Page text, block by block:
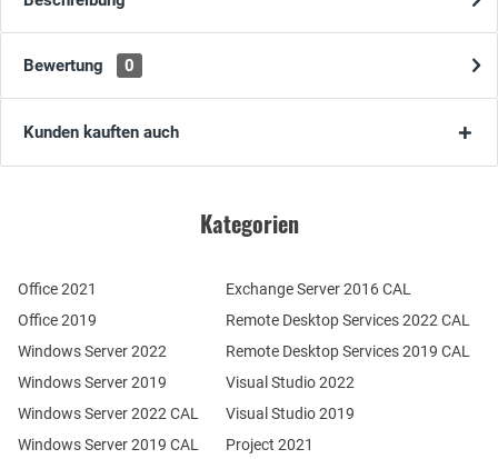
Bewertung 0
Kunden kauften auch
Kategorien
Office 2021
Office 2019
Windows Server 2022
Windows Server 2019
Windows Server 2022 CAL
Windows Server 2019 CAL
Remote Desktop Services 2022 CAL
Remote Desktop Services 2019 CAL
Exchange Server 2016 CAL
Visual Studio 2022
Visual Studio 2019
Project 2021